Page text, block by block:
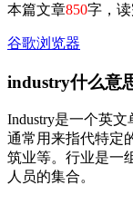
本篇文章850字，
谷歌浏览器
industry什么意
Industry是一个英
通常用来指代特定
筑业等。行业是一
人员的集合。